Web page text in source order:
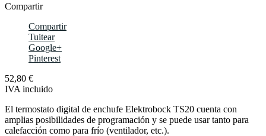
Compartir
Compartir
Tuitear
Google+
Pinterest
52,80 €
IVA incluido
El termostato digital de enchufe Elektrobock TS20 cuenta con
amplias posibilidades de programación y se puede usar tanto para
calefacción como para frío (ventilador, etc.).